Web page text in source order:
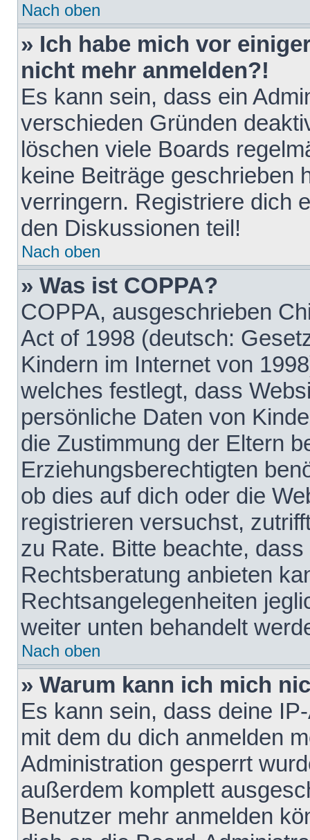
Nach oben
» Ich habe mich vor
nicht mehr anmelden?!
Es kann sein, dass ein
verschieden Gründen
löschen viele Boards
keine Beiträge geschrieben
verringern. Registriere dich
den Diskussionen teil!
Nach oben
» Was ist COPPA?
COPPA, ausgeschrieben
Act of 1998 (deutsch:
Kindern im Internet von
welches festlegt, dass
persönliche Daten von
die Zustimmung der Eltern
Erziehungsberechtigten
ob dies auf dich oder die
registrieren versuchst,
zu Rate. Bitte beachte,
Rechtsberatung anbieten
Rechtsangelegenheiten
weiter unten behandelt
Nach oben
» Warum kann ich mich
Es kann sein, dass deine
mit dem du dich anmelden
Administration gesperrt
außerdem komplett
Benutzer mehr anmelden